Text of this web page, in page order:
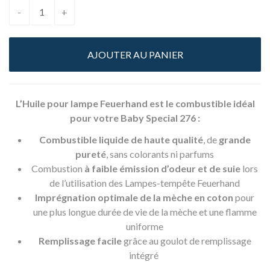
L’Huile pour lampe Feuerhand est le combustible idéal
pour votre Baby Special 276 :
Combustible liquide de haute qualité, de grande
pureté, sans colorants ni parfums
Combustion à faible émission d’odeur et de suie lors
de l’utilisation des Lampes-tempête Feuerhand
Imprégnation optimale de la mèche en coton pour
une plus longue durée de vie de la mèche et une flamme
uniforme
Remplissage facilegrâce au goulot de remplissage
intégré